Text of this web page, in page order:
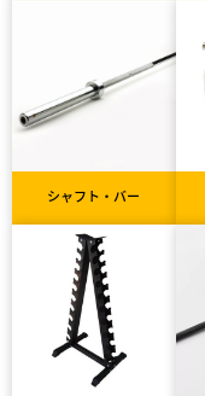
シャフト・バー